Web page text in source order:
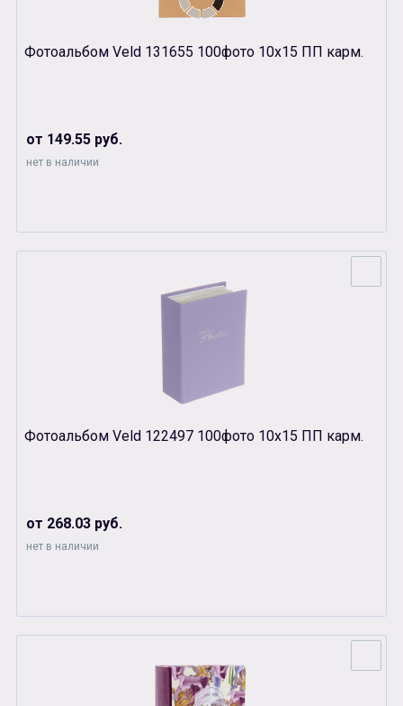
Фотоальбом Veld 131655 100фото 10х15 ПП карм.
от 149.55 руб.
нет в наличии
Фотоальбом Veld 122497 100фото 10х15 ПП карм.
от 268.03 руб.
нет в наличии